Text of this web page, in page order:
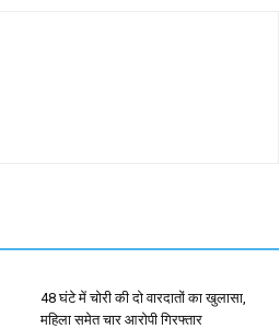
48 घंटे में चोरी की दो वारदातों का खुलासा,
महिला समेत चार आरोपी गिरफ्तार